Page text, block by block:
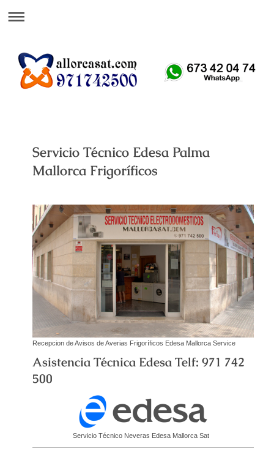
Servicio Técnico Edesa Palma
Mallorca Frigoríficos
Recepcion de Avisos de Averias Frigoríficos Edesa Mallorca Service
Asistencia Técnica Edesa Telf: 971 742
500
Servicio Técnico Neveras Edesa Mallorca Sat